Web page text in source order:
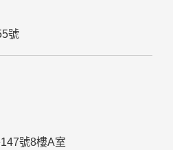
、聯絡或採取法律行動所必要
理或利用您的個人資料時，將對
之責。
站會在您的電腦中放置並取用我
的寫入，您可在您使用的
級為高，即可拒絕Cookie的寫
號
號8樓A室